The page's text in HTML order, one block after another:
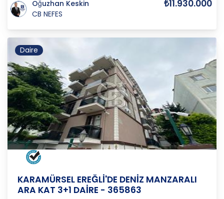
Oğuzhan Keskin
CB NEFES
₺11.930.000
Daire
KARAMÜRSEL EREĞLİ'DE DENİZ MANZARALI
ARA KAT 3+1 DAİRE - 365863